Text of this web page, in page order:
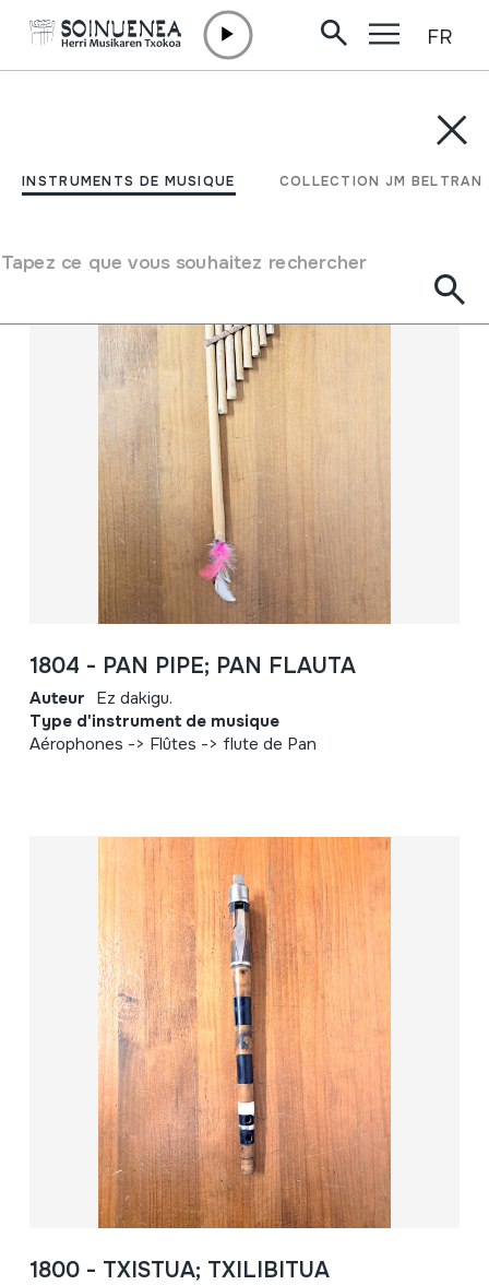
INSTRUMENTS DE MUSIQUE COLLECTION JM BELTRAN
Tapez ce que vous souhaitez rechercher
FR
COLLECTION JM BELTRAN
Filtrer
1804 - PAN PIPE; PAN FLAUTA
Auteur Ez dakigu.
Type d'instrument de musique
Aérophones -> Flûtes -> flute de Pan
1800 - TXISTUA; TXILIBITUA